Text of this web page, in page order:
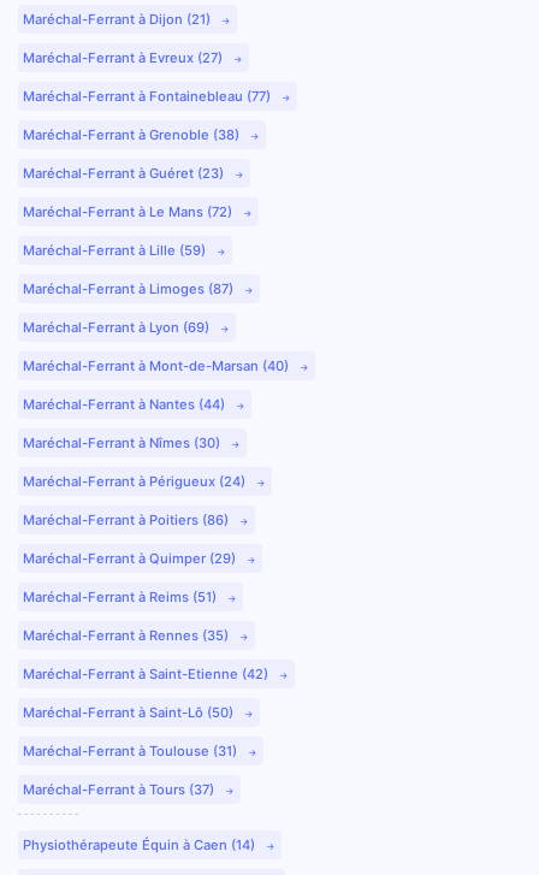
Maréchal-Ferrant à Dijon (21)
Maréchal-Ferrant à Evreux (27)
Maréchal-Ferrant à Fontainebleau (77)
Maréchal-Ferrant à Grenoble (38)
Maréchal-Ferrant à Guéret (23)
Maréchal-Ferrant à Le Mans (72)
Maréchal-Ferrant à Lille (59)
Maréchal-Ferrant à Limoges (87)
Maréchal-Ferrant à Lyon (69)
Maréchal-Ferrant à Mont-de-Marsan (40)
Maréchal-Ferrant à Nantes (44)
Maréchal-Ferrant à Nîmes (30)
Maréchal-Ferrant à Périgueux (24)
Maréchal-Ferrant à Poitiers (86)
Maréchal-Ferrant à Quimper (29)
Maréchal-Ferrant à Reims (51)
Maréchal-Ferrant à Rennes (35)
Maréchal-Ferrant à Saint-Etienne (42)
Maréchal-Ferrant à Saint-Lô (50)
Maréchal-Ferrant à Toulouse (31)
Maréchal-Ferrant à Tours (37)
Physiothérapeute Équin à Caen (14)